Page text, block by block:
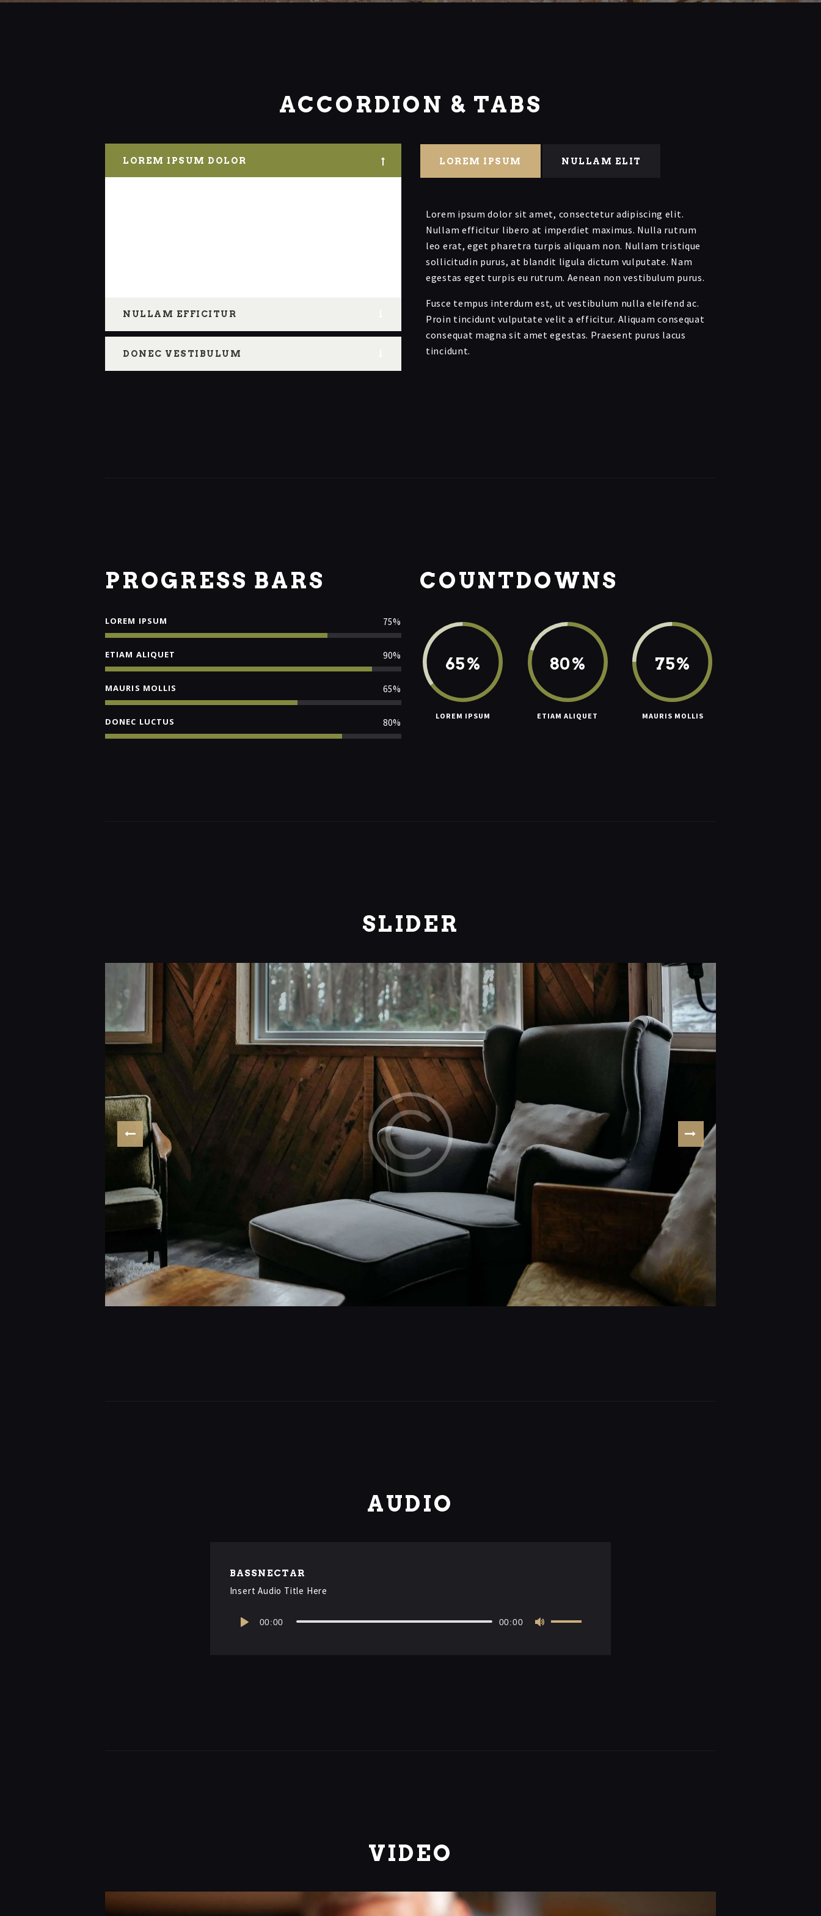
ACCORDION & TABS
LOREM IPSUM DOLOR
NULLAM EFFICITUR
DONEC VESTIBULUM
LOREM IPSUM NULLAM ELIT
Lorem ipsum dolor sit amet, consectetur adipiscing elit.
Nullam efficitur libero at imperdiet maximus. Nulla rutrum
leo erat, eget pharetra turpis aliquam non. Nullam tristique
sollicitudin purus, at blandit ligula dictum vulputate. Nam
egestas eget turpis eu rutrum. Aenean non vestibulum purus.
Fusce tempus interdum est, ut vestibulum nulla eleifend ac.
Proin tincidunt vulputate velit a efficitur. Aliquam consequat
consequat magna sit amet egestas. Praesent purus lacus
tincidunt.
PROGRESS BARS
LOREM IPSUM 75%
ETIAM ALIQUET 90%
MAURIS MOLLIS 65%
DONEC LUCTUS 80%
COUNTDOWNS
65%
LOREM IPSUM
80%
ETIAM ALIQUET
75%
MAURIS MOLLIS
SLIDER
AUDIO
BASSNECTAR
Insert Audio Title Here
00:00 00:00
VIDEO